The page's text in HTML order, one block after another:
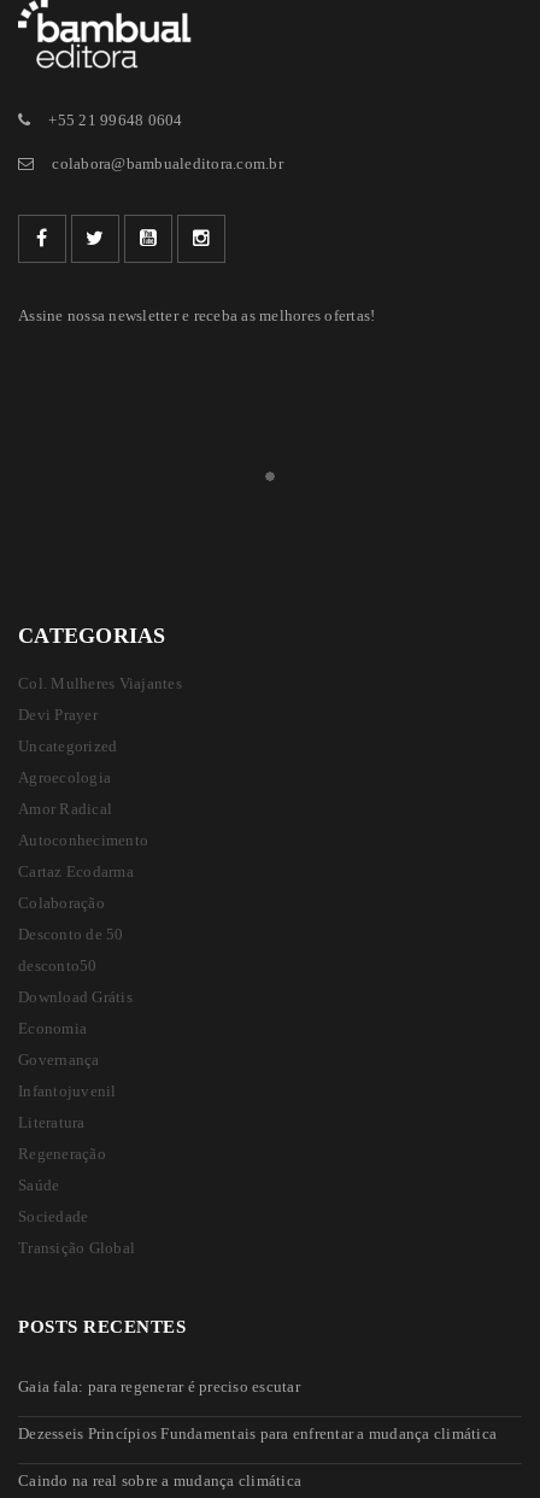
+55 21 99648 0604
colabora@bambualeditora.com.br
Assine nossa newsletter e receba as melhores ofertas!
CATEGORIAS
Col. Mulheres Viajantes
Devi Prayer
Uncategorized
Agroecologia
Amor Radical
Autoconhecimento
Cartaz Ecodarma
Colaboração
Desconto de 50
desconto50
Download Grátis
Economia
Governança
Infantojuvenil
Literatura
Regeneração
Saúde
Sociedade
Transição Global
POSTS RECENTES
Gaia fala: para regenerar é preciso escutar
Dezesseis Princípios Fundamentais para enfrentar a mudança climática
Caindo na real sobre a mudança climática